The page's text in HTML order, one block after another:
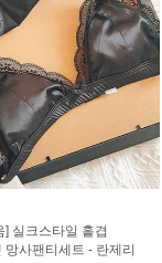
] 실크스타일 홑겹
망사팬티세트 - 란제리